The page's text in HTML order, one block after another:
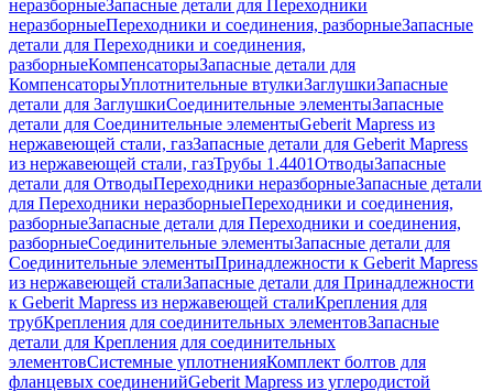
неразборныеЗапасные детали для Переходники
неразборныеПереходники и соединения, разборныеЗапасные
детали для Переходники и соединения,
разборныеКомпенсаторыЗапасные детали для
КомпенсаторыУплотнительные втулкиЗаглушкиЗапасные
детали для ЗаглушкиСоединительные элементыЗапасные
детали для Соединительные элементыGeberit Mapress из
нержавеющей стали, газЗапасные детали для Geberit Mapress
из нержавеющей стали, газТрубы 1.4401ОтводыЗапасные
детали для ОтводыПереходники неразборныеЗапасные детали
для Переходники неразборныеПереходники и соединения,
разборныеЗапасные детали для Переходники и соединения,
разборныеСоединительные элементыЗапасные детали для
Соединительные элементыПринадлежности к Geberit Mapress
из нержавеющей сталиЗапасные детали для Принадлежности
к Geberit Mapress из нержавеющей сталиКрепления для
трубКрепления для соединительных элементовЗапасные
детали для Крепления для соединительных
элементовСистемные уплотненияКомплект болтов для
фланцевых соединенийGeberit Mapress из углеродистой